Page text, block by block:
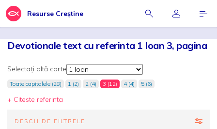
Resurse Creștine
Devotionale text cu referinta 1 Ioan 3, pagina
Selectați altă carte
Toate capitolele (28) 1 (2) 2 (4) 3 (12) 4 (4) 5 (6)
+ Citeste referinta
DESCHIDE FILTRELE